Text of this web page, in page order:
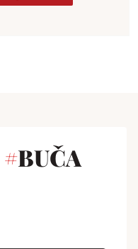
#BUČA